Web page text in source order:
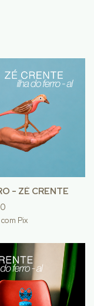
- ZÉ CRENTE
com Pix